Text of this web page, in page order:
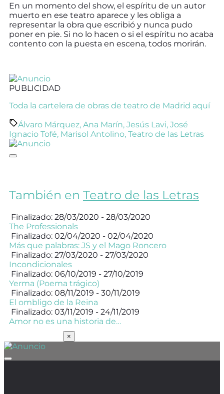
En un momento del show, el espíritu de un autor
muerto en ese teatro aparece y les obliga a
representar la obra que escribió y nunca pudo
poner en pie. Si no lo hacen o si el espíritu no acaba
contento con la puesta en escena, todos morirán.
PUBLICIDAD
Toda la cartelera de obras de teatro de Madrid aquí
Álvaro Márquez, Ana Marín, Jesús Lavi, José
Ignacio Tofé, Marisol Antolino, Teatro de las Letras
También en Teatro de las Letras
Finalizado: 28/03/2020 - 28/03/2020
The Professionals
Finalizado: 02/04/2020 - 02/04/2020
Más que palabras: JS y el Mago Roncero
Finalizado: 27/03/2020 - 27/03/2020
Incondicionales
Finalizado: 06/10/2019 - 27/10/2019
Yerma (Poema trágico)
Finalizado: 08/11/2019 - 30/11/2019
El ombligo de la Reina
Finalizado: 03/11/2019 - 24/11/2019
Amor no es una historia de…
×